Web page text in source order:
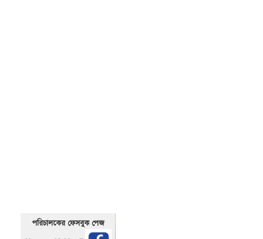
পরিচালকের ফেসবুক পেজ